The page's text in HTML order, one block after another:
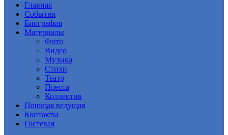
Главная
События
Биография
Материалы
Фото
Видео
Музыка
Стихи
Театр
Пресса
Коллектив
Поющая ведущая
Контакты
Гостевая